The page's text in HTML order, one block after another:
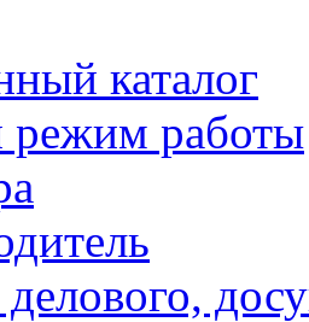
каталог
режим работы